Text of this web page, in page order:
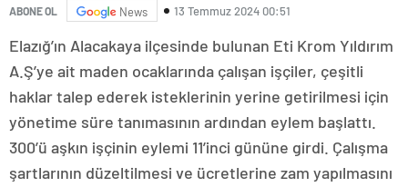
ABONE OL News 13 Temmuz 2024 00:51
Elazığ’ın Alacakaya ilçesinde bulunan Eti Krom Yıldırım
A.Ş’ye ait maden ocaklarında çalışan işçiler, çeşitli
haklar talep ederek isteklerinin yerine getirilmesi için
yönetime süre tanımasının ardından eylem başlattı.
300’ü aşkın işçinin eylemi 11’inci gününe girdi. Çalışma
şartlarının düzeltilmesi ve ücretlerine zam yapılmasını